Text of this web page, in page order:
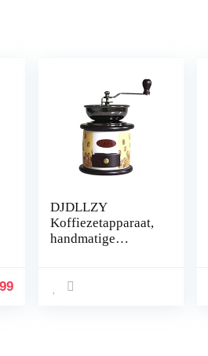
DJDLLZY
Koffiezetapparaat,
handmatige
opslag compact